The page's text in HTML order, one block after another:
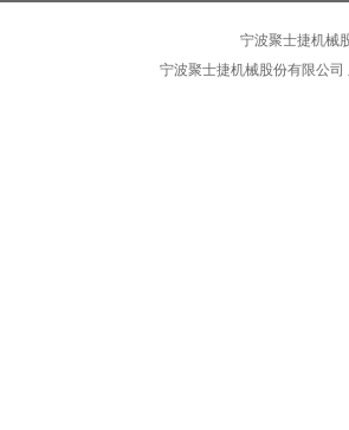
宁波聚士捷机械
宁波聚士捷机械股份有限公司